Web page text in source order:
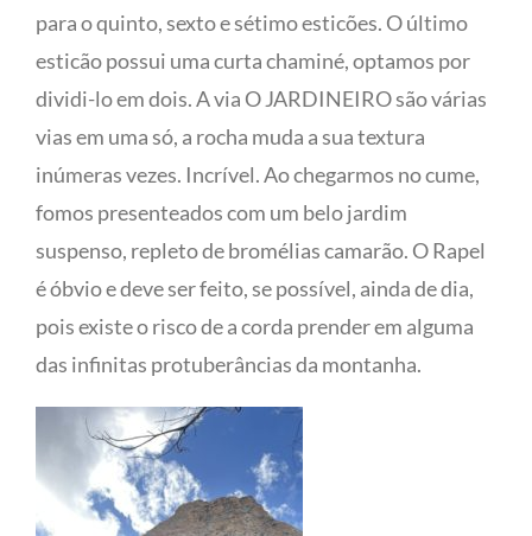
para o quinto, sexto e sétimo esticões. O último
esticão possui uma curta chaminé, optamos por
dividi-lo em dois. A via O JARDINEIRO são várias
vias em uma só, a rocha muda a sua textura
inúmeras vezes. Incrível. Ao chegarmos no cume,
fomos presenteados com um belo jardim
suspenso, repleto de bromélias camarão. O Rapel
é óbvio e deve ser feito, se possível, ainda de dia,
pois existe o risco de a corda prender em alguma
das infinitas protuberâncias da montanha.